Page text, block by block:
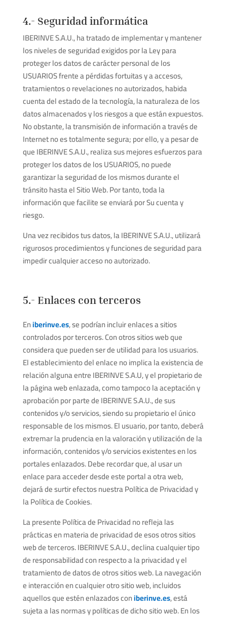
4.- Seguridad informática
IBERINVE S.A.U., ha tratado de implementar y mantener
los niveles de seguridad exigidos por la Ley para
proteger los datos de carácter personal de los
USUARIOS frente a pérdidas fortuitas y a accesos,
tratamientos o revelaciones no autorizados, habida
cuenta del estado de la tecnología, la naturaleza de los
datos almacenados y los riesgos a que están expuestos.
No obstante, la transmisión de información a través de
Internet no es totalmente segura; por ello, y a pesar de
que IBERINVE S.A.U., realiza sus mejores esfuerzos para
proteger los datos de los USUARIOS, no puede
garantizar la seguridad de los mismos durante el
tránsito hasta el Sitio Web. Por tanto, toda la
información que facilite se enviará por Su cuenta y
riesgo.
Una vez recibidos tus datos, la IBERINVE S.A.U., utilizará
rigurosos procedimientos y funciones de seguridad para
impedir cualquier acceso no autorizado.
5.- Enlaces con terceros
Eniberinve.es, se podrían incluir enlaces a sitios
controlados por terceros. Con otros sitios web que
considera que pueden ser de utilidad para los usuarios.
El establecimiento del enlace no implica la existencia de
relación alguna entre IBERINVE S.A.U, y el propietario de
la página web enlazada, como tampoco la aceptación y
aprobación por parte de IBERINVE S.A.U., de sus
contenidos y/o servicios, siendo su propietario el único
responsable de los mismos. El usuario, por tanto, deberá
extremar la prudencia en la valoración y utilización de la
información, contenidos y/o servicios existentes en los
portales enlazados. Debe recordar que, al usar un
enlace para acceder desde este portal a otra web,
dejará de surtir efectos nuestra Política de Privacidad y
la Política de Cookies.
La presente Política de Privacidad no refleja las
prácticas en materia de privacidad de esos otros sitios
web de terceros. IBERINVE S.A.U., declina cualquier tipo
de responsabilidad con respecto a la privacidad y el
tratamiento de datos de otros sitios web. La navegación
e interacción en cualquier otro sitio web, incluidos
aquellos que estén enlazados coniberinve.es, está
sujeta a las normas y políticas de dicho sitio web. En los